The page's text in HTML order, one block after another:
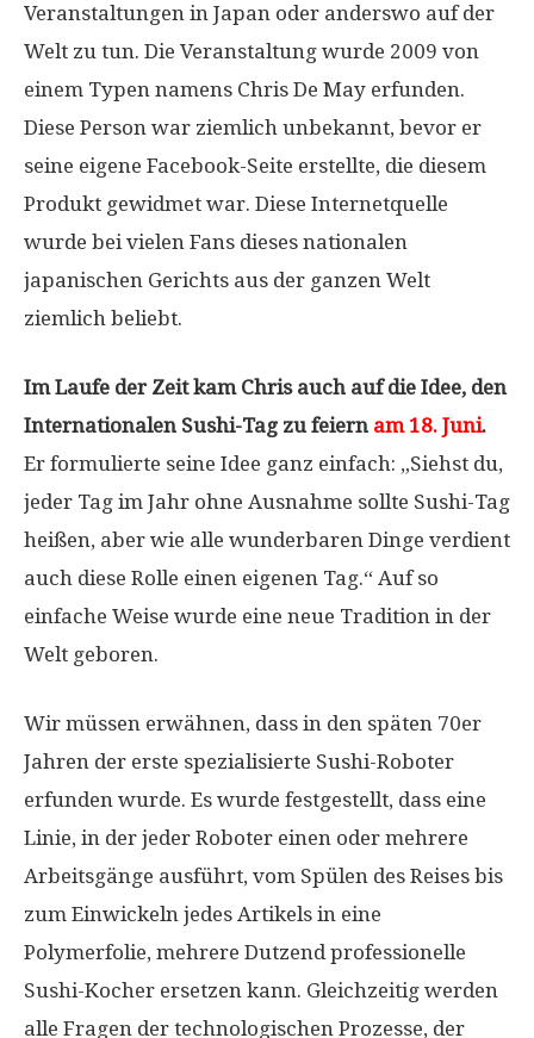
Veranstaltungen in Japan oder anderswo auf der
Welt zu tun. Die Veranstaltung wurde 2009 von
einem Typen namens Chris De May erfunden.
Diese Person war ziemlich unbekannt, bevor er
seine eigene Facebook-Seite erstellte, die diesem
Produkt gewidmet war. Diese Internetquelle
wurde bei vielen Fans dieses nationalen
japanischen Gerichts aus der ganzen Welt
ziemlich beliebt.
Im Laufe der Zeit kam Chris auch auf die Idee, den
Internationalen Sushi-Tag zu feiern am 18. Juni.
Er formulierte seine Idee ganz einfach: „Siehst du,
jeder Tag im Jahr ohne Ausnahme sollte Sushi-Tag
heißen, aber wie alle wunderbaren Dinge verdient
auch diese Rolle einen eigenen Tag.“ Auf so
einfache Weise wurde eine neue Tradition in der
Welt geboren.
Wir müssen erwähnen, dass in den späten 70er
Jahren der erste spezialisierte Sushi-Roboter
erfunden wurde. Es wurde festgestellt, dass eine
Linie, in der jeder Roboter einen oder mehrere
Arbeitsgänge ausführt, vom Spülen des Reises bis
zum Einwickeln jedes Artikels in eine
Polymerfolie, mehrere Dutzend professionelle
Sushi-Kocher ersetzen kann. Gleichzeitig werden
alle Fragen der technologischen Prozesse, der